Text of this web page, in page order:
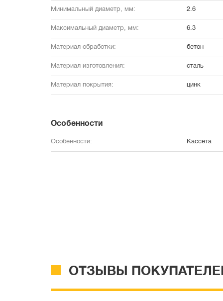
Минимальный диаметр, мм: 2.6
Максимальный диаметр, мм: 6.3
Материал обработки: бетон
Материал изготовления: сталь
Материал покрытия: цинк
Особенности
Особенности: Кассета
ОТЗЫВЫ